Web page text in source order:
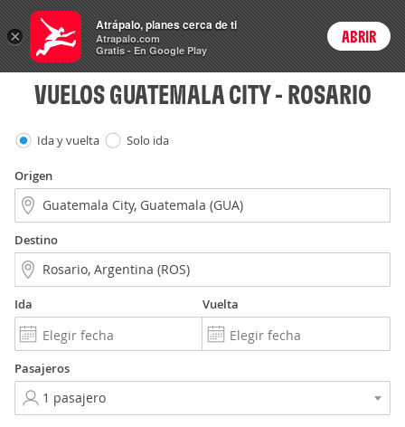
Vuelos Precios enPeso
ARSCambiar moneda
Login
VUELOS GUATEMALA CITY - ROSARIO
Ida y vuelta Solo ida
Origen
Destino
Ida Vuelta
Pasajeros
×
Atrápalo, planes cerca de ti
Atrapalo.com
Gratis - En Google Play
ABRIR